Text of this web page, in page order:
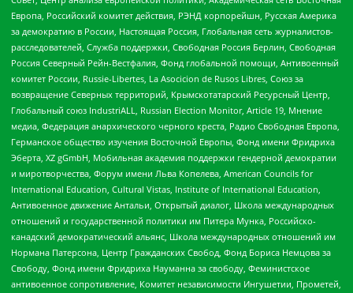
Европа, Российский комитет действия, РЭНД корпорейшн, Русская Америка
за демократию в России, Настоящая Россия, Глобальная сеть журналистов-
расследователей, Служба поддержки, Свободная Россия Берлин, Свободная
Россия Северный Рейн-Вестфалия, Фонд глобальной помощи, Антивоенный
комитет России, Russie-Libertes, La Asocicion de Rusos Libres, Союз за
возвращение Северных территорий, Крымскотатарский Ресурсный Центр,
Глобальный союз IndustriALL, Russian Election Monitor, Article 19, Мнение
медиа, Федерация анархического черного креста, Радио Свободная Европа,
Германское общество изучения Восточной Европы, Фонд имени Фридриха
Эберта, XZ gGmbH, Мобильная академия поддержки гендерной демократии
и миротворчества, Форум имени Льва Копелева, American Councils for
International Education, Cultural Vistas, Institute of International Education,
Антивоенное движение Антальи, Открытый диалог, Школа международных
отношений и государственной политики им Питера Мунка, Российско-
канадский демократический альянс, Школа международных отношений им
Нормана Патерсона, Центр Гражданских Свобод, Фонд Бориса Немцова за
Свободу, Фонд имени Фридриха Науманна за свободу, Феминистское
антивоенное сопротивление, Комитет независимости Ингушетии, Прометей,